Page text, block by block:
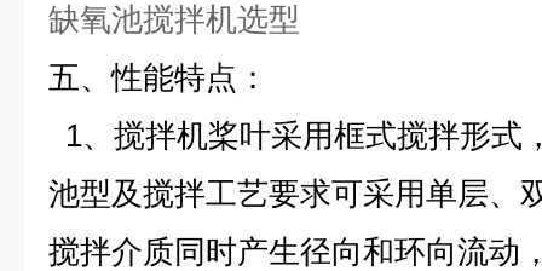
缺氧池搅拌机选型
五、性能特点：
1、搅拌机桨叶采用框式搅拌形式
池型及搅拌工艺要求可采用单层、
搅拌介质同时产生径向和环向流动